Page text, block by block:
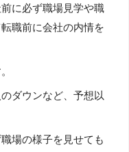
に必ず職場見学や職
職前に会社の内情を
ダウンなど、予想以
場の様子を見せても